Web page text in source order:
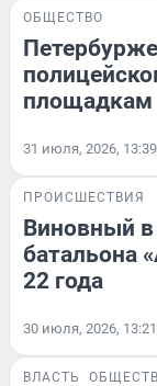
ОБЩЕСТВО
площадкам
31 июля, 2026, 13:39
ПРОИСШЕСТВИЯ
Виновный в
батальона
22 года
30 июля, 2026, 13:21
ВЛАСТЬ